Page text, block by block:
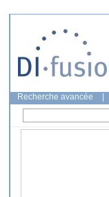
Recherche avancée